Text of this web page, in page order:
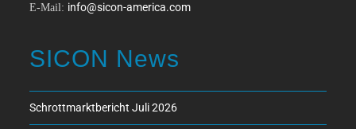
E-Mail: info@sicon-america.com
SICON News
Schrottmarktbericht Juli 2026